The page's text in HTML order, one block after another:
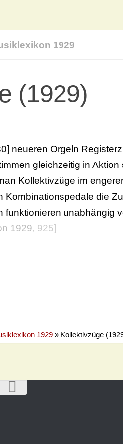
1929
(1929)
neueren Orgeln
gleichzeitig in
Kollektivzüge im
Kombinationspedale die
funktionieren unabhängig
1929, 925]
1929 » Kollektivzüge